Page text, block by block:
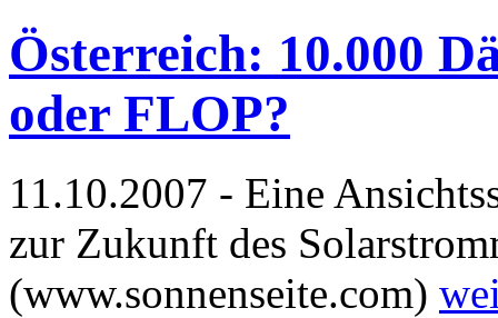
Österreich: 10.000
oder FLOP?
11.10.2007 - Eine
zur Zukunft des
(www.sonnenseite.com)